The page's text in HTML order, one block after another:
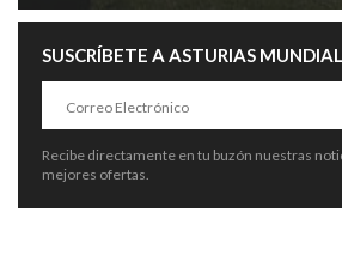
SUSCRÍBETE A ASTURIAS MUNDIAL
Recibe directamente en tu buzón nuestras
mejores ofertas.